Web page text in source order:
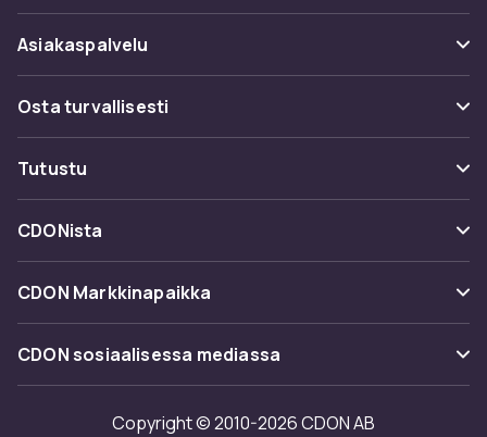
Asiakaspalvelu
Usein kysyttyä (UKK)
Seuraa pakettia
Ota yhteyttä
Osta turvallisesti
Maksuvaihtoehdot
Toimitus
Takaisinvedot
Tutustu
Kategoriat
Tuotemerkit
CDONista
Tietoa meistä
Asiakasarvionnit
Investor relations
CDON Markkinapaikka
Merchant Help Center
CDON sosiaalisessa mediassa
Copyright © 2010-2026 CDON AB